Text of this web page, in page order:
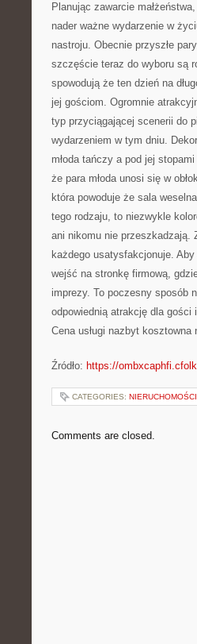
Planując zawarcie
nader ważne wydarzenie w
nastroju. Obecnie przyszłe
szczęście teraz do wyboru są
spowodują że ten dzień na
jej gościom. Ogromnie
typ przyciągającej scenerii do
wydarzeniem w tym dniu.
młoda tańczy a pod jej
że para młoda unosi się w
która powoduje że sala
tego rodzaju, to niezwykle
ani nikomu nie przeszkadzają.
każdego usatysfakcjonuje.
wejść na stronkę firmową,
imprezy. To poczesny sposób
odpowiednią atrakcję dla
Cena usługi nazbyt
Źródło: https://
CATEGORIES: NIERUCHOMOŚCI
Comments are closed.